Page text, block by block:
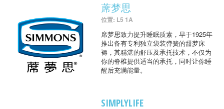
蓆梦思
位置: L5 1A
席梦思致力提升睡眠质素，早于1925年
推出备有专利独立袋装弹簧的甜梦床
褥，其精湛的舒压及承托技术，不仅为
你的脊椎提供适当的承托，同时让你睡
醒后充满能量。
SIMPLYLIFE